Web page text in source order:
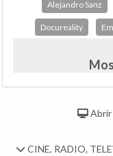
Alejandro Sanz
Docureality
Abrir
CINE, RADIO,